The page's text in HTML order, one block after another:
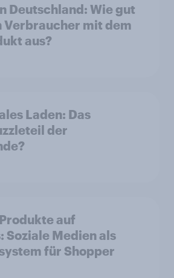
Deutschland: Wie gut
Verbraucher mit dem
aus?
Laden: Das
der
auf
Soziale Medien als
für Shopper